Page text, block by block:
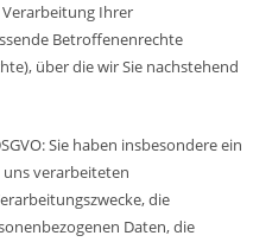
Ihrer
Betroffenenrechte
über die wir Sie nachstehend
Sie haben insbesondere ein
verarbeiteten
die
Daten, die